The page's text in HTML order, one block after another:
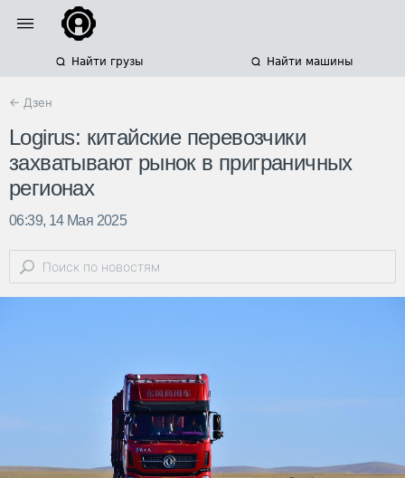
Найти грузы Найти машины
← Дзен
Logirus: китайские перевозчики
захватывают рынок в приграничных
регионах
06:39, 14 Мая 2025